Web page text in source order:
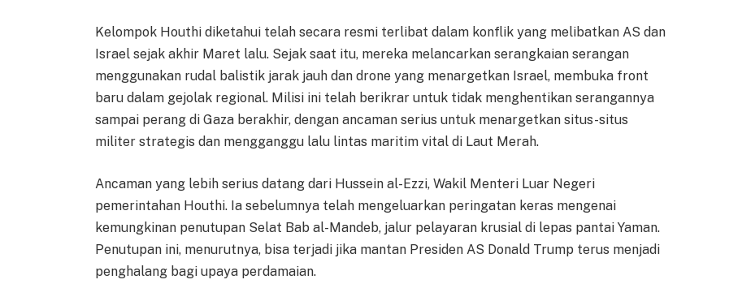
Kelompok Houthi diketahui telah secara resmi terlibat dalam konflik yang melibatkan AS dan
Israel sejak akhir Maret lalu. Sejak saat itu, mereka melancarkan serangkaian serangan
menggunakan rudal balistik jarak jauh dan drone yang menargetkan Israel, membuka front
baru dalam gejolak regional. Milisi ini telah berikrar untuk tidak menghentikan serangannya
sampai perang di Gaza berakhir, dengan ancaman serius untuk menargetkan situs-situs
militer strategis dan mengganggu lalu lintas maritim vital di Laut Merah.
Ancaman yang lebih serius datang dari Hussein al-Ezzi, Wakil Menteri Luar Negeri
pemerintahan Houthi. Ia sebelumnya telah mengeluarkan peringatan keras mengenai
kemungkinan penutupan Selat Bab al-Mandeb, jalur pelayaran krusial di lepas pantai Yaman.
Penutupan ini, menurutnya, bisa terjadi jika mantan Presiden AS Donald Trump terus menjadi
penghalang bagi upaya perdamaian.